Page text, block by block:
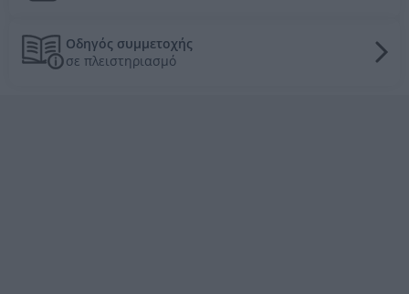
Οδηγός συμμετοχής
σε πλειστηριασμό